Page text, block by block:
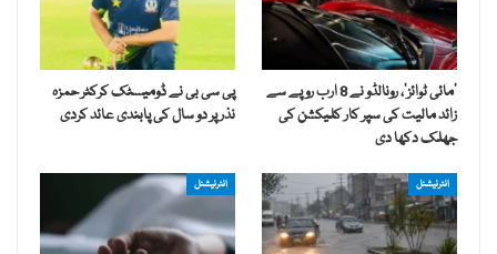
’مائی ٹوائز‘، رونالڈو نے 8 ارب روپے سے
زائد مالیت کی سپر کار کلیکشن کی
جھلک دکھا دی
پی سی بی نے ڈومیسٹک کرکٹر حمزہ
نذر پر دو سال کی پابندی عائد کردی
انٹرنیشنل انٹرنیشنل